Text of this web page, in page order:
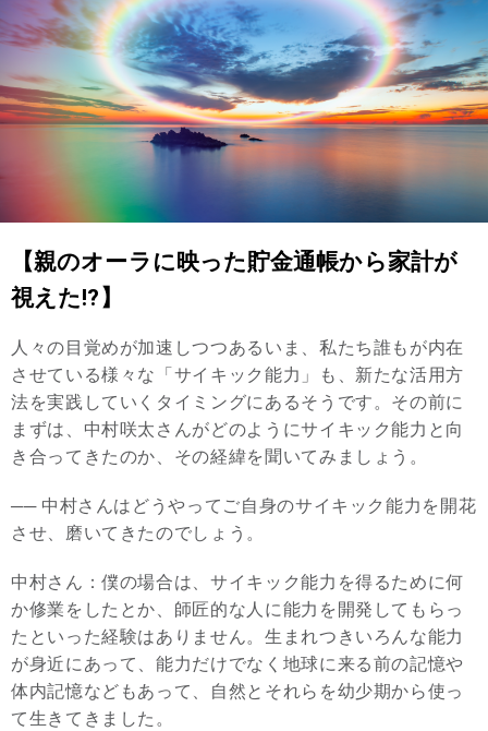
【親のオーラに映った貯金通帳から家計が
視えた!?】
人々の目覚めが加速しつつあるいま、私たち誰もが内在
させている様々な「サイキック能力」も、新たな活用方
法を実践していくタイミングにあるそうです。その前に
まずは、中村咲太さんがどのようにサイキック能力と向
き合ってきたのか、その経緯を聞いてみましょう。
── 中村さんはどうやってご自身のサイキック能力を開花
させ、磨いてきたのでしょう。
中村さん：僕の場合は、サイキック能力を得るために何
か修業をしたとか、師匠的な人に能力を開発してもらっ
たといった経験はありません。生まれつきいろんな能力
が身近にあって、能力だけでなく地球に来る前の記憶や
体内記憶などもあって、自然とそれらを幼少期から使っ
て生きてきました。